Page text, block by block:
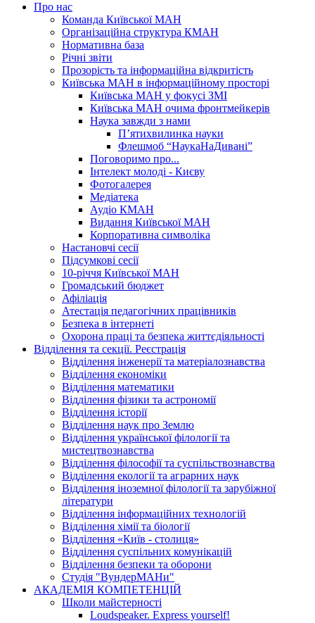
Про нас
Команда Київської МАН
Організаційна структура КМАН
Нормативна база
Річні звіти
Прозорість та інформаційна відкритість
Київська МАН в інформаційному просторі
Київська МАН у фокусі ЗМІ
Київська МАН очима фронтмейкерів
Наука завжди з нами
П’ятихвилинка науки
Флешмоб “НаукаНаДивані”
Поговоримо про...
Інтелект молоді - Києву
Фотогалерея
Медіатека
Аудіо КМАН
Видання Київської МАН
Корпоративна символіка
Настановчі сесії
Підсумкові сесії
10-річчя Київської МАН
Громадський бюджет
Афіліація
Атестація педагогічних працівників
Безпека в інтернеті
Охорона праці та безпека життєдіяльності
Відділення та секції. Реєстрація
Відділення інженерії та матеріалознавства
Відділення економіки
Відділення математики
Відділення фізики та астрономії
Відділення історії
Відділення наук про Землю
Відділення української філології та
мистецтвознавства
Відділення філософії та суспільствознавства
Відділення екології та аграрних наук
Відділення іноземної філології та зарубіжної
літератури
Відділення інформаційних технологій
Відділення хімії та біології
Відділення «Київ - столиця»
Відділення суспільних комунікацій
Відділення безпеки та оборони
Студія "ВундерМАНи"
АКАДЕМІЯ КОМПЕТЕНЦІЙ
Школи майстерності
Loudspeaker. Express yourself!